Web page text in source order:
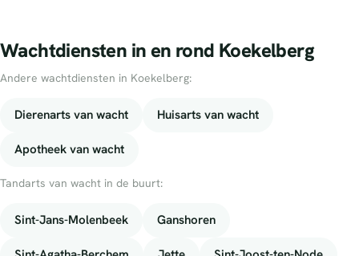
Wachtdiensten in en rond Koekelberg
Andere wachtdiensten in Koekelberg:
Dierenarts van wacht Huisarts van wacht
Apotheek van wacht
Tandarts van wacht in de buurt:
Sint-Jans-Molenbeek Ganshoren